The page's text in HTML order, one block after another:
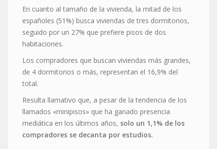
En cuanto al tamaño de la vivienda, la mitad de los
españoles (51%) busca viviendas de tres dormitorios,
seguido por un 27% que prefiere pisos de dos
habitaciones.
Los compradores que buscan viviendas más grandes,
de 4 dormitorios o más, representan el 16,9% del
total.
Resulta llamativo que, a pesar de la tendencia de los
llamados «minipisos» que ha ganado presencia
mediática en los últimos años, solo un 1,1% de los
compradores se decanta por estudios.